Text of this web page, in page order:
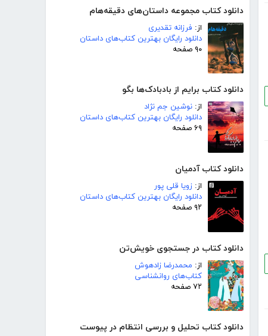
دانلود کتاب مجموعه داستان‌های دقیقه‌هام
از: فرزانه تقدیری
دانلود رایگان بهترین کتاب‌های داستان
۹۰ صفحه
دانلود کتاب برایم از بادبادک‌ها بگو
از: نوشین جم نژاد
دانلود رایگان بهترین کتاب‌های داستان
۶۹ صفحه
دانلود کتاب آدمیان
از: زویا قلی پور
دانلود رایگان بهترین کتاب‌های داستان
۹۲ صفحه
دانلود کتاب در جستجوی خویش‌تن
از: محمدرضا زادهوش
کتاب‌های روانشناسی
۷۲ صفحه
دانلود کتاب تحلیل و بررسی انتظام در پیوست